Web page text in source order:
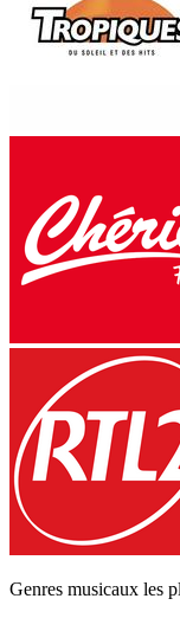
Genres musicaux les